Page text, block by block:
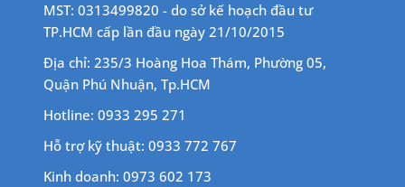
MST: 0313499820 - do sở kế hoạch đầu tư
TP.HCM cấp lần đầu ngày 21/10/2015
Địa chỉ: 235/3 Hoàng Hoa Thám, Phường 05,
Quận Phú Nhuận, Tp.HCM
Hotline: 0933 295 271
Hỗ trợ kỹ thuật: 0933 772 767
Kinh doanh: 0973 602 173